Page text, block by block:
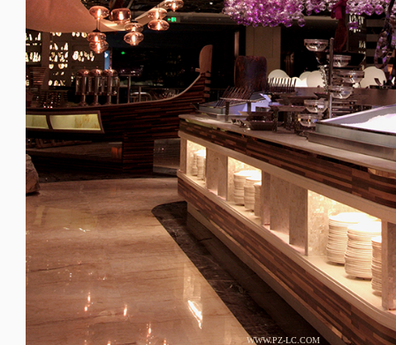
WWW.PZ-LC.COM